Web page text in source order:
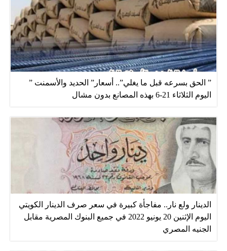
” الحق بسرعه قبل ما يغلي”.. أسعار” الحديد والأسمنت ”
اليوم الثلاثاء 21-6 بهذه المصانع بدون مشال
الدينار ولع نار.. مفاجأة كبيرة في سعر صرف الدينار الكويتي
اليوم الإثنين 20 يونيو 2022 في جميع البنوك المصرية مقابل
الجنيه المصري